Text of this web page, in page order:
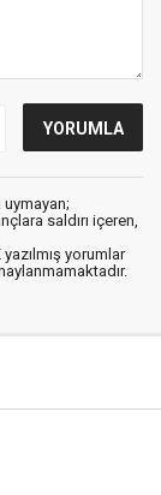
uymayan;
saldırı içeren,
yorumlar